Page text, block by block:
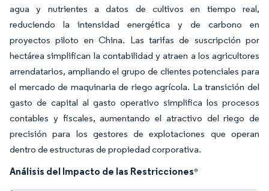
agua y nutrientes a datos de cultivos en tiempo real,
reduciendo la intensidad energética y de carbono en
proyectos piloto en China. Las tarifas de suscripción por
hectárea simplifican la contabilidad y atraen a los agricultores
arrendatarios, ampliando el grupo de clientes potenciales para
el mercado de maquinaria de riego agrícola. La transición del
gasto de capital al gasto operativo simplifica los procesos
contables y fiscales, aumentando el atractivo del riego de
precisión para los gestores de explotaciones que operan
dentro de estructuras de propiedad corporativa.
Análisis del Impacto de las Restricciones*